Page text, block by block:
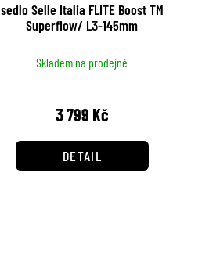
sedlo Selle Italia FLITE Boost TM
Superflow/ L3-145mm
Skladem na prodejně
3 799 Kč
DETAIL